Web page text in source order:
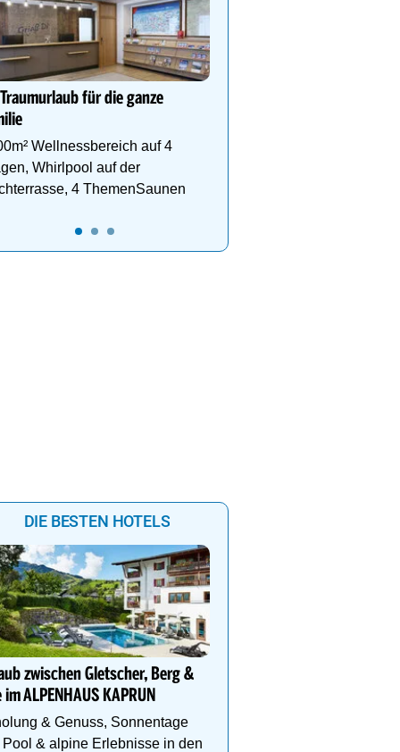
Traumurlaub für die ganze
Wellnessbereich auf 4
Whirlpool auf der
4 ThemenSaunen
DIE BESTEN HOTELS
zwischen Gletscher, Berg &
im ALPENHAUS KAPRUN
& Genuss, Sonnentage
Pool & alpine Erlebnisse in den